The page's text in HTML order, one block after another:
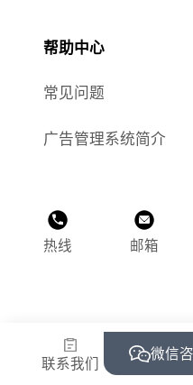
帮助中心
常见问题
广告管理系统简介
热线 邮箱
©2015-2025 飞书逸
沪ICP备
沪公网安备
联系我们
微信